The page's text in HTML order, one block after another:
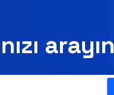
arayın